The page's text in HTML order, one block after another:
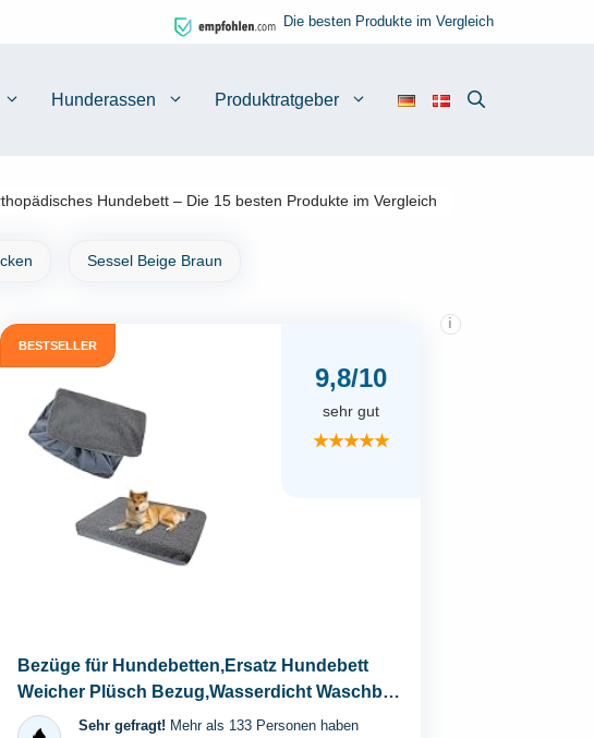
Die besten Produkte im Vergleich
Hunderassen Produktratgeber
Hundebett – Die 15 besten Produkte im Vergleich
Sessel Beige Braun
BESTSELLER
9,8/10
i
sehr gut
★★★★★
Bezüge für Hundebetten,Ersatz Hundebett
Weicher Plüsch Bezug,Wasserdicht Waschbar
Abnehmbare...
Sehr gefragt! Mehr als 133 Personen haben